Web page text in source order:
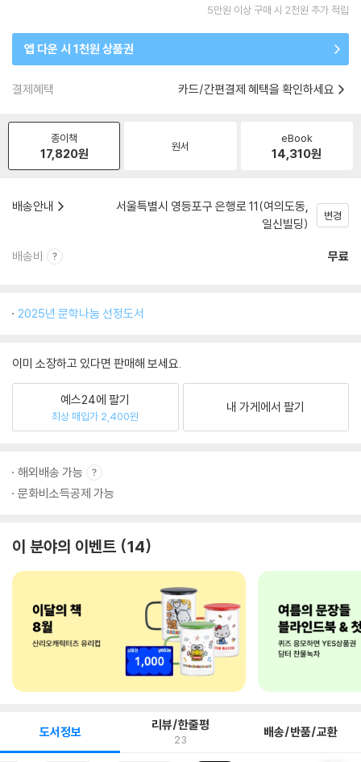
5만원 이상 구매 시 2천원 추가 적립
앱 다운 시 1천원 상품권
결제혜택 카드/간편결제 혜택을 확인하세요
종이책
17,820원 원서
eBook
14,310원
배송안내
서울특별시 영등포구 은행로 11(여의도동,
일신빌딩)
변경
배송비 무료
2025년 문학나눔 선정도서
이미 소장하고 있다면 판매해 보세요.
예스24에 팔기
최상 매입가 2,400원
내 가게에서 팔기
해외배송 가능
문화비소득공제 가능
이 분야의 이벤트 14
도서정보 리뷰/한줄평
23 배송/반품/교환